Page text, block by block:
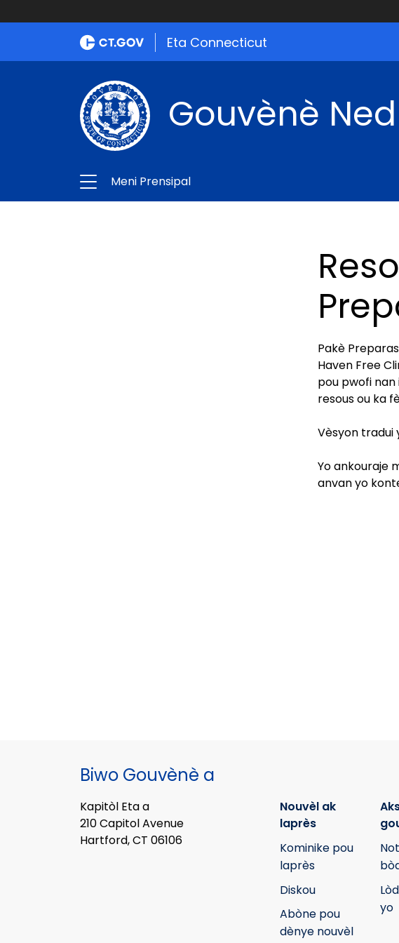
Eta Connecticut
Gouvènè
Meni Prensipal
Pakè
Haven Free
pou pwofi
resous ou ka
Vèsyon tradui
Yo ankouraje
anvan yo
Biwo Gouvènè a
Kapitòl Eta a
210 Capitol Avenue
Hartford, CT 06106
Nouvèl ak
laprès
Kominike pou
laprès
Diskou
Abòne pou
dènye nouvèl
yo